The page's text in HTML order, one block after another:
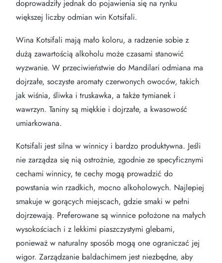
doprowadziły jednak do pojawienia się na rynku
większej liczby odmian win Kotsifali.
Wina Kotsifali mają mało koloru, a radzenie sobie z
dużą zawartością alkoholu może czasami stanowić
wyzwanie. W przeciwieństwie do Mandilari odmiana ma
dojrzałe, soczyste aromaty czerwonych owoców, takich
jak wiśnia, śliwka i truskawka, a także tymianek i
wawrzyn. Taniny są miękkie i dojrzałe, a kwasowość
umiarkowana.
Kotsifali jest silna w winnicy i bardzo produktywna. Jeśli
nie zarządza się nią ostrożnie, zgodnie ze specyficznymi
cechami winnicy, te cechy mogą prowadzić do
powstania win rzadkich, mocno alkoholowych. Najlepiej
smakuje w gorących miejscach, gdzie smaki w pełni
dojrzewają. Preferowane są winnice położone na małych
wysokościach i z lekkimi piaszczystymi glebami,
ponieważ w naturalny sposób mogą one ograniczać jej
wigor. Zarządzanie baldachimem jest niezbędne, aby